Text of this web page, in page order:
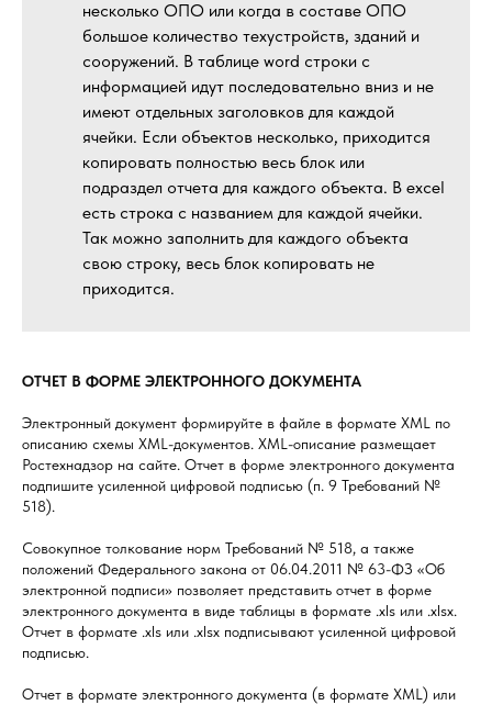
несколько ОПО или когда в составе ОПО
большое количество техустройств, зданий и
сооружений. В таблице word строки с
информацией идут последовательно вниз и не
имеют отдельных заголовков для каждой
ячейки. Если объектов несколько, приходится
копировать полностью весь блок или
подраздел отчета для каждого объекта. В excel
есть строка с названием для каждой ячейки.
Так можно заполнить для каждого объекта
свою строку, весь блок копировать не
приходится.
ОТЧЕТ В ФОРМЕ ЭЛЕКТРОННОГО ДОКУМЕНТА
Электронный документ формируйте в файле в формате XML по
описанию схемы XML-документов. XML-описание размещает
Ростехнадзор на сайте. Отчет в форме электронного документа
подпишите усиленной цифровой подписью (п. 9 Требований №
518).
Совокупное толкование норм Требований № 518, а также
положений Федерального закона от 06.04.2011 № 63-ФЗ «Об
электронной подписи» позволяет представить отчет в форме
электронного документа в виде таблицы в формате .xls или .xlsx.
Отчет в формате .xls или .xlsx подписывают усиленной цифровой
подписью.
Отчет в формате электронного документа (в формате XML) или